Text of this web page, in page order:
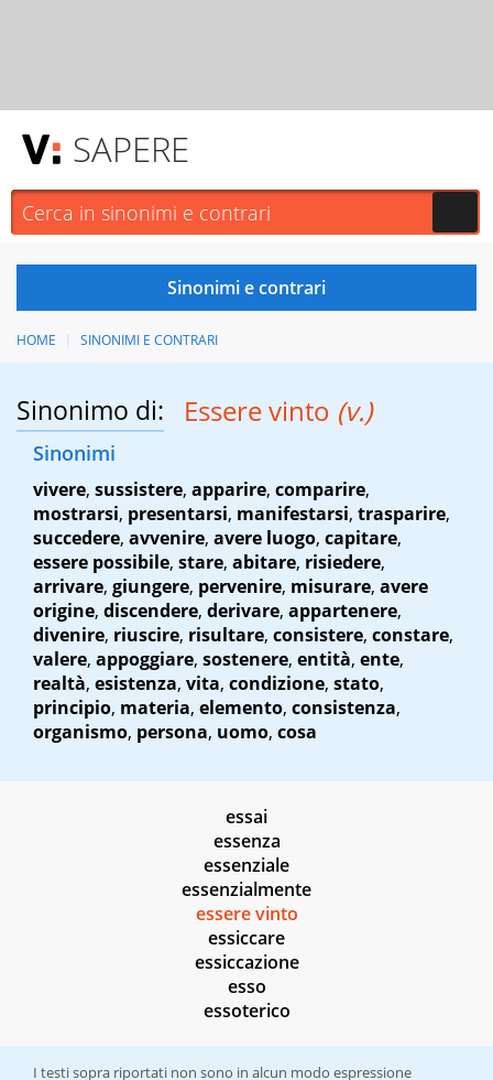
SAPERE
HOME SINONIMI E CONTRARI
Sinonimo di: Essere vinto (v.)
Sinonimi
vivere, sussistere, apparire, comparire,
mostrarsi, presentarsi, manifestarsi, trasparire,
succedere, avvenire, avere luogo, capitare,
essere possibile, stare, abitare, risiedere,
arrivare, giungere, pervenire, misurare, avere
origine, discendere, derivare, appartenere,
divenire, riuscire, risultare, consistere, constare,
valere, appoggiare, sostenere, entità, ente,
realtà, esistenza, vita, condizione, stato,
principio, materia, elemento, consistenza,
organismo, persona, uomo, cosa
essai
essenza
essenziale
essenzialmente
essere vinto
essiccare
essiccazione
esso
essoterico
I testi sopra riportati non sono in alcun modo espressione